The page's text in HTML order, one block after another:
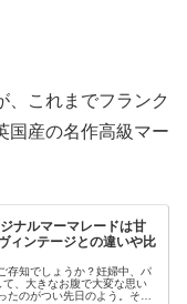
、これまでフランク
国産の名作高級マー
ナルマーマレードは甘
ィンテージとの違いや比
存知でしょうか？妊婦中、パ
、大きなお腹で大変な思い
たのがつい先日のよう。その